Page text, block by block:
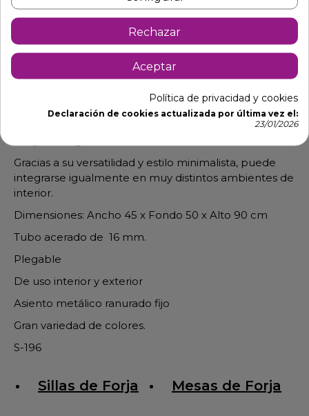
Detalles de producto
Silla de respaldo alto plegable en
Gracias a su versatilidad y estilo minimalista, puede
integrarse igualmente en muy distintos ambientes de
interior.
Dimensiones: Ancho 45 x Fondo 50 x Alto 90 cm
Tubo acerado de 16 mm.
Plegable
De uso interior y exterior
Asiento metálico ranurado fijo
Gran variedad de colores.
S-196
Sillas de Forja Mesas de Forja
Rechazar
Aceptar
Política de privacidad y cookies
Declaración de cookies actualizada por última vez el:
23/01/2026